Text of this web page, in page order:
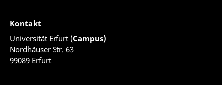
Kontakt
Universität Erfurt (Campus)
Nordhäuser Str. 63
99089 Erfurt